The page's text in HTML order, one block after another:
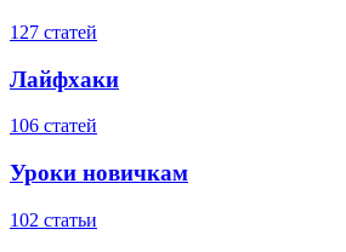
127 статей
Лайфхаки
106 статей
Уроки новичкам
102 статьи